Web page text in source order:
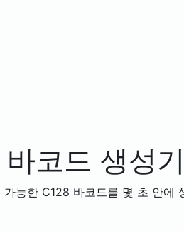
코드 생성기
능한 C128 바코드를 몇 초 안에